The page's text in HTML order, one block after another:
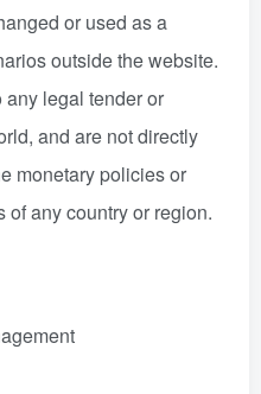
or used as a
outside the website.
legal tender or
and are not directly
monetary policies or
any country or region.